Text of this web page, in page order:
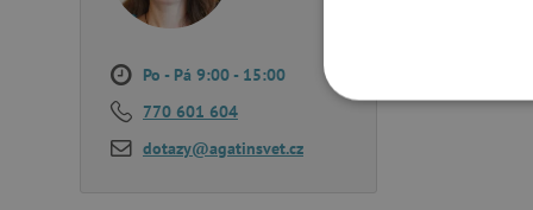
Po - Pá 9:00 - 15:00
770 601 604
dotazy@agatinsvet.cz
NEZBYTNĚ